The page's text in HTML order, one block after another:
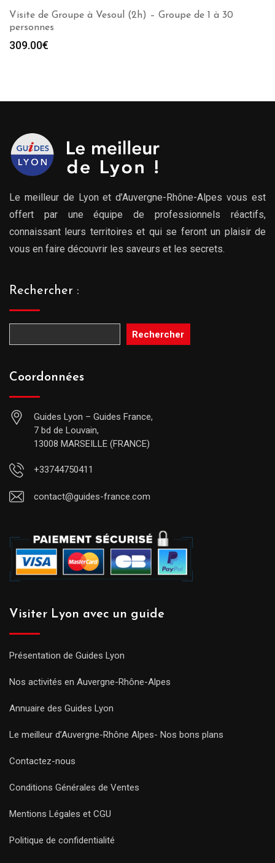
Visite de Groupe à Vesoul (2h) – Groupe de 1 à 30
personnes
309.00€
Le meilleur de Lyon et d’Auvergne-Rhône-Alpes vous est
offert par une équipe de professionnels réactifs,
connaissant leurs territoires et qui se feront un plaisir de
vous en faire découvrir les saveurs et les secrets.
Rechercher :
Rechercher
Coordonnées
Guides Lyon – Guides France,
7 bd de Louvain,
13008 MARSEILLE (FRANCE)
+33744750411
contact@guides-france.com
Visiter Lyon avec un guide
Présentation de Guides Lyon
Nos activités en Auvergne-Rhône-Alpes
Annuaire des Guides Lyon
Le meilleur d’Auvergne-Rhône Alpes- Nos bons plans
Contactez-nous
Conditions Générales de Ventes
Mentions Légales et CGU
Politique de confidentialité